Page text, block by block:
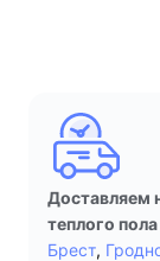
Доставляем
теплого
Брест,